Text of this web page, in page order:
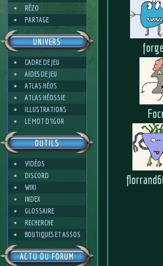
RÉZO
PARTAGE
UNIVERS
CADRE DE JEU
AIDES DE JEU
ATLAS HÉOS
ATLAS HÉOSSIE
ILLUSTRATIONS
LE MOT D'IGOR
OUTILS
VIDÉOS
DISCORD
WIKI
INDEX
GLOSSAIRE
RECHERCHE
BOUTIQUES ET ASSOS
ACTU DU FORUM
forge